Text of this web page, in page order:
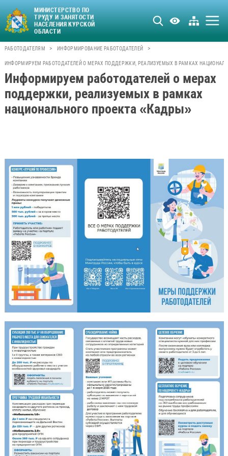
МИНИСТЕРСТВО ПО
ТРУДУ И ЗАНЯТОСТИ
НАСЕЛЕНИЯ КУРСКОЙ
ОБЛАСТИ
РАБОТОДАТЕЛЯМ > ИНФОРМИРОВАНИЕ РАБОТОДАТЕЛЕЙ >
ИНФОРМИРУЕМ РАБОТОДАТЕЛЕЙ О МЕРАХ ПОДДЕРЖКИ, РЕАЛИЗУЕМЫХ В РАМКАХ
Информируем работодателей о мерах
поддержки, реализуемых в рамках
национального проекта «Кадры»